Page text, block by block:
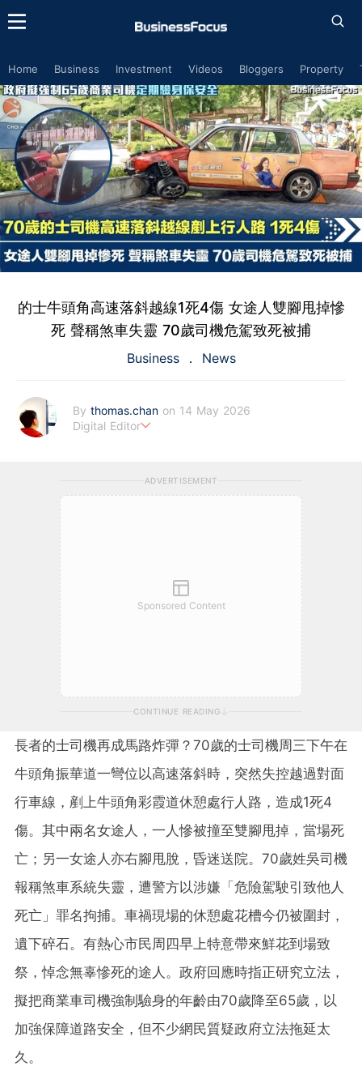
Home Business Investment Videos Bloggers Property
的士牛頭角高速落斜越線1死4傷 女途人雙腳甩掉慘
死 聲稱煞車失靈 70歲司機危駕致死被捕
Business News
By thomas.chan on 14 May 2026
Digital Editor
ADVERTISEMENT
Sponsored Content
CONTINUE READING
長者的士司機再成馬路炸彈？70歲的士司機周三下午在
牛頭角振華道一彎位以高速落斜時，突然失控越過對面
行車線，剷上牛頭角彩霞道休憩處行人路，造成1死4
傷。其中兩名女途人，一人慘被撞至雙腳甩掉，當場死
亡；另一女途人亦右腳甩脫，昏迷送院。70歲姓吳司機
報稱煞車系統失靈，遭警方以涉嫌「危險駕駛引致他人
死亡」罪名拘捕。車禍現場的休憩處花槽今仍被圍封，
遺下碎石。有熱心市民周四早上特意帶來鮮花到場致
祭，悼念無辜慘死的途人。政府回應時指正研究立法，
擬把商業車司機強制驗身的年齡由70歲降至65歲，以
加強保障道路安全，但不少網民質疑政府立法拖延太
久。